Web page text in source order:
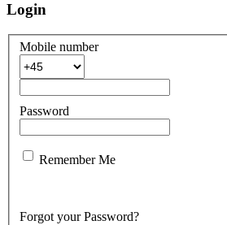
Login
Mobile number
Password
Remember Me
Forgot your Password?